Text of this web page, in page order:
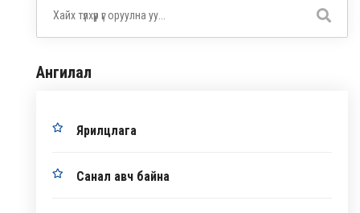
Ангилал
Ярилцлага
Санал авч байна